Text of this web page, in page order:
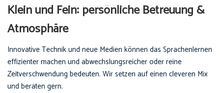
Klein und Fein: persönliche Betreuung &
Atmosphäre
Innovative Technik und neue Medien können das Sprachenlernen
effizienter machen und abwechslungsreicher oder reine
Zeitverschwendung bedeuten. Wir setzen auf einen cleveren Mix
und beraten gern.